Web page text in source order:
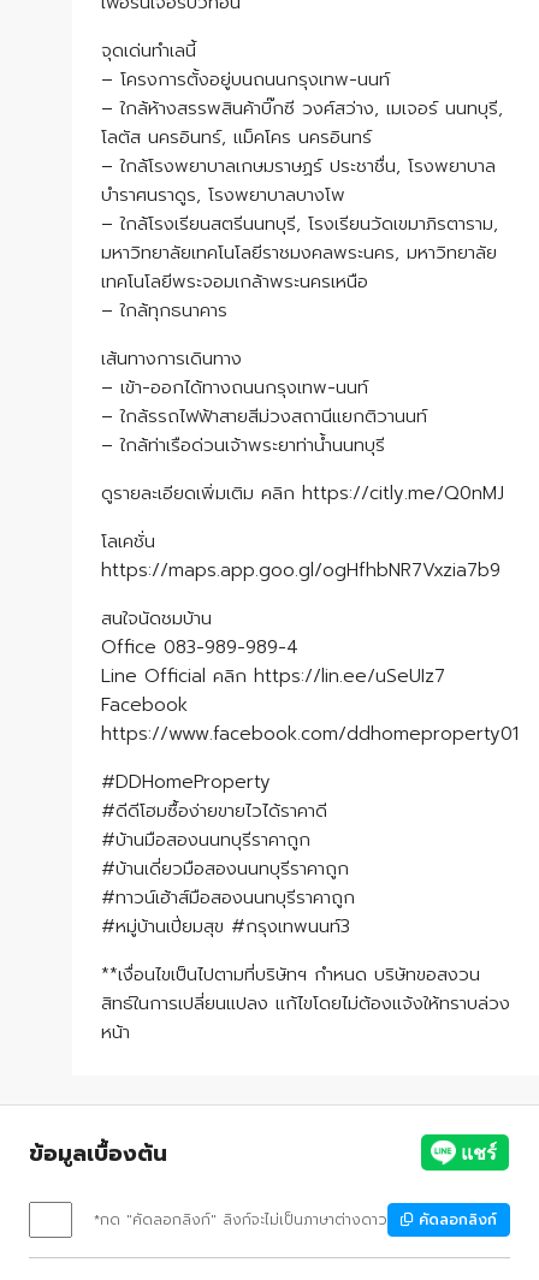
จุดเด่นทำเลนี้
– โครงการตั้งอยู่บนถนนกรุงเทพ-นนท์
– ใกล้ห้างสรรพสินค้าบิ๊กซี วงศ์สว่าง, เมเจอร์ นนทบุรี,
โลตัส นครอินทร์, แม็คโคร นครอินทร์
– ใกล้โรงพยาบาลเกษมราษฏร์ ประชาชื่น, โรงพยาบาล
บำราศนราดูร, โรงพยาบาลบางโพ
– ใกล้โรงเรียนสตรีนนทบุรี, โรงเรียนวัดเขมาภิรตาราม,
มหาวิทยาลัยเทคโนโลยีราชมงคลพระนคร, มหาวิทยาลัย
เทคโนโลยีพระจอมเกล้าพระนครเหนือ
– ใกล้ทุกธนาคาร
เส้นทางการเดินทาง
– เข้า-ออกได้ทางถนนกรุงเทพ-นนท์
– ใกล้รรถไฟฟ้าสายสีม่วงสถานีแยกติวานนท์
– ใกล้ท่าเรือด่วนเจ้าพระยาท่าน้ำนนทบุรี
ดูรายละเอียดเพิ่มเติม คลิก https://citly.me/Q0nMJ
โลเคชั่น
https://maps.app.goo.gl/ogHfhbNR7Vxzia7b9
สนใจนัดชมบ้าน
Office 083-989-989-4
Line Official คลิก https://lin.ee/uSeUIz7
Facebook
https://www.facebook.com/ddhomeproperty01
#DDHomeProperty
#ดีดีโฮมซื้อง่ายขายไวได้ราคาดี
#บ้านมือสองนนทบุรีราคาถูก
#บ้านเดี่ยวมือสองนนทบุรีราคาถูก
#ทาวน์เฮ้าส์มือสองนนทบุรีราคาถูก
#หมู่บ้านเปี่ยมสุข #กรุงเทพนนท์3
**เงื่อนไขเป็นไปตามที่บริษัทฯ กำหนด บริษัทขอสงวน
สิทธ์ในการเปลี่ยนแปลง แก้ไขโดยไม่ต้องแจ้งให้ทราบล่วง
หน้า
ข้อมูลเบื้องต้น
*กด "คัดลอกลิงก์" ลิงก์จะไม่เป็นภาษาต่างดาว คัดลอกลิงก์